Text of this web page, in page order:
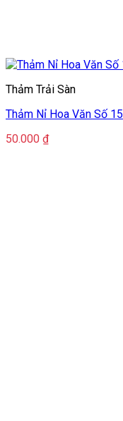
Thảm Trải Sàn
Thảm Nỉ Hoa Văn Số 15
50.000 ₫